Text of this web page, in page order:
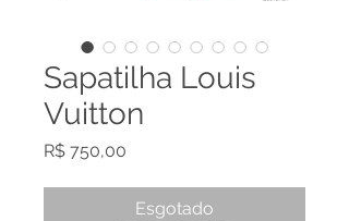
Sapatilha Louis
Vuitton
R$ 750,00
Esgotado